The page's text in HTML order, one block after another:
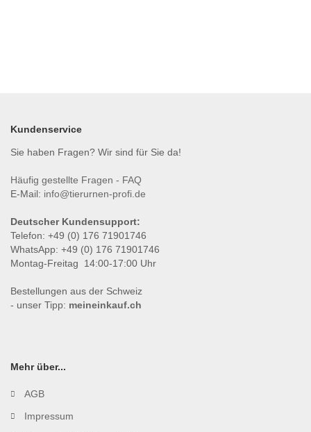
Kundenservice
Sie haben Fragen? Wir sind für Sie da!
Häufig gestellte Fragen - FAQ
E-Mail: info@tierurnen-profi.de
Deutscher Kundensupport:
Telefon: +49 (0) 176 71901746
WhatsApp: +49 (0) 176 71901746
Montag-Freitag 14:00-17:00 Uhr
Bestellungen aus der Schweiz
- unser Tipp: meineinkauf.ch
Mehr über...
AGB
Impressum